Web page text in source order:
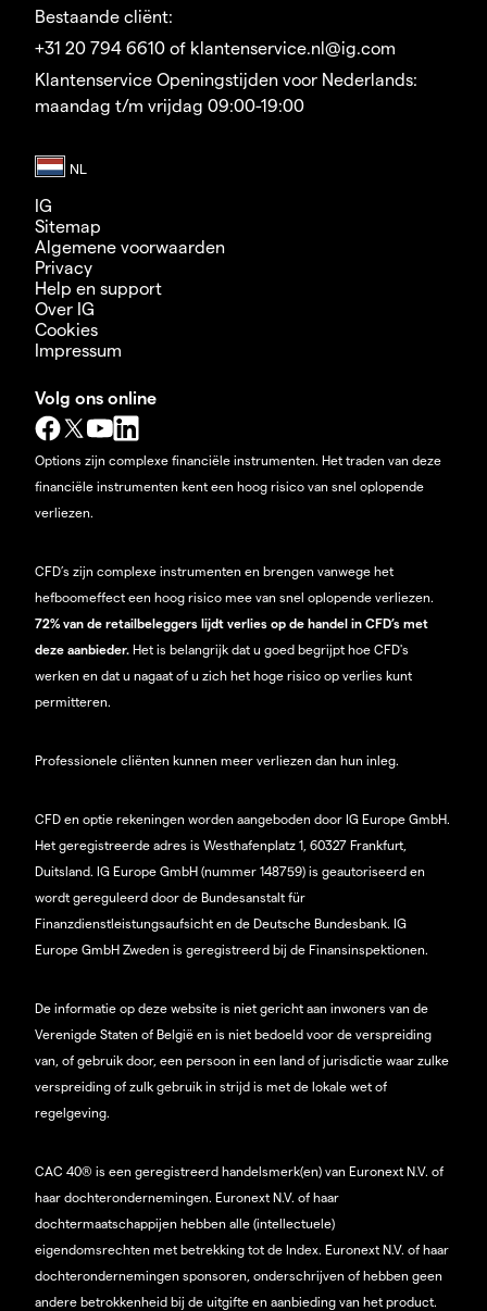
Bestaande cliënt:
+31 20 794 6610 of klantenservice.nl@ig.com
Klantenservice Openingstijden voor Nederlands:
maandag t/m vrijdag 09:00-19:00
IG
Sitemap
Algemene voorwaarden
Privacy
Help en support
Over IG
Cookies
Impressum
Volg ons online
Options zijn complexe financiële instrumenten. Het traden van deze
financiële instrumenten kent een hoog risico van snel oplopende
verliezen.
CFD’s zijn complexe instrumenten en brengen vanwege het
hefboomeffect een hoog risico mee van snel oplopende verliezen.
72% van de retailbeleggers lijdt verlies op de handel in CFD’s met
deze aanbieder. Het is belangrijk dat u goed begrijpt hoe CFD's
werken en dat u nagaat of u zich het hoge risico op verlies kunt
permitteren.
Professionele cliënten kunnen meer verliezen dan hun inleg.
CFD en optie rekeningen worden aangeboden door IG Europe GmbH.
Het geregistreerde adres is Westhafenplatz 1, 60327 Frankfurt,
Duitsland. IG Europe GmbH (nummer 148759) is geautoriseerd en
wordt gereguleerd door de Bundesanstalt für
Finanzdienstleistungsaufsicht en de Deutsche Bundesbank. IG
Europe GmbH Zweden is geregistreerd bij de Finansinspektionen.
De informatie op deze website is niet gericht aan inwoners van de
Verenigde Staten of België en is niet bedoeld voor de verspreiding
van, of gebruik door, een persoon in een land of jurisdictie waar zulke
verspreiding of zulk gebruik in strijd is met de lokale wet of
regelgeving.
CAC 40® is een geregistreerd handelsmerk(en) van Euronext N.V. of
haar dochterondernemingen. Euronext N.V. of haar
dochtermaatschappijen hebben alle (intellectuele)
eigendomsrechten met betrekking tot de Index. Euronext N.V. of haar
dochterondernemingen sponsoren, onderschrijven of hebben geen
andere betrokkenheid bij de uitgifte en aanbieding van het product.